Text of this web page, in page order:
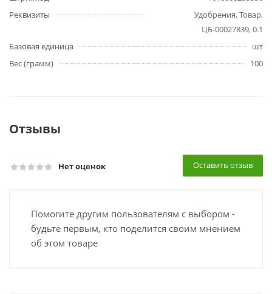
Реквизиты
Удобрения, Товар,
ЦБ-00027839, 0.1
Базовая единица
шт
Вес (грамм)
100
Отзывы
Нет оценок Оставить отзыв
Помогите другим пользователям с выбором -
будьте первым, кто поделится своим мнением
об этом товаре